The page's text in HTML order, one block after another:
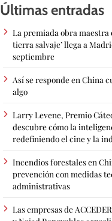
Últimas entradas
La premiada obra maestra
tierra salvaje’ llega a
septiembre
Así se responde en China
algo
Larry Levene, Premio
descubre cómo la
redefiniendo el cine y la
Incendios forestales en
prevención con medidas
administrativas
Las empresas de